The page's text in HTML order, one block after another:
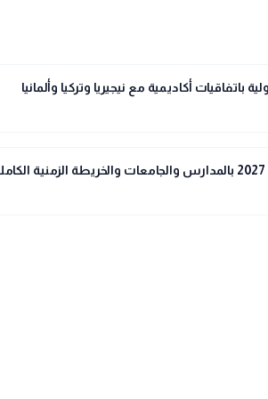
أكاديمية مع نيجيريا وتركيا وألمانيا